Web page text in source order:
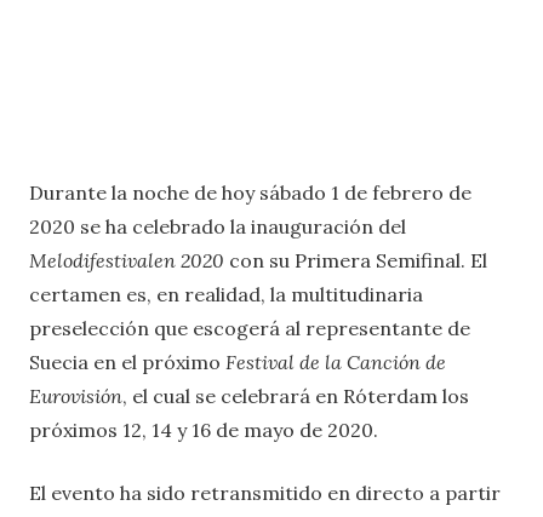
Durante la noche de hoy sábado 1 de febrero de
2020 se ha celebrado la inauguración del
Melodifestivalen 2020 con su Primera Semifinal. El
certamen es, en realidad, la multitudinaria
preselección que escogerá al representante de
Suecia en el próximo Festival de la Canción de
Eurovisión, el cual se celebrará en Róterdam los
próximos 12, 14 y 16 de mayo de 2020.
El evento ha sido retransmitido en directo a partir